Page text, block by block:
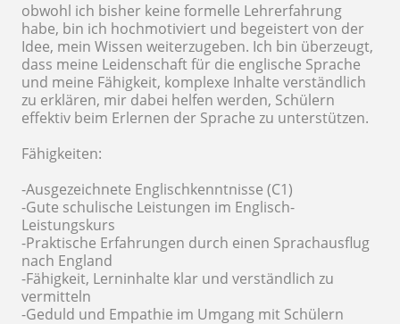
obwohl ich bisher keine formelle Lehrerfahrung
habe, bin ich hochmotiviert und begeistert von der
Idee, mein Wissen weiterzugeben. Ich bin überzeugt,
dass meine Leidenschaft für die englische Sprache
und meine Fähigkeit, komplexe Inhalte verständlich
zu erklären, mir dabei helfen werden, Schülern
effektiv beim Erlernen der Sprache zu unterstützen.
Fähigkeiten:
-Ausgezeichnete Englischkenntnisse (C1)
-Gute schulische Leistungen im Englisch-
Leistungskurs
-Praktische Erfahrungen durch einen Sprachausflug
nach England
-Fähigkeit, Lerninhalte klar und verständlich zu
vermitteln
-Geduld und Empathie im Umgang mit Schülern